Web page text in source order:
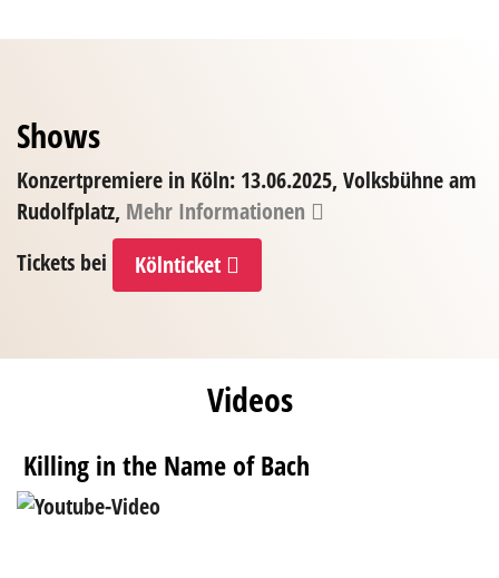
Shows
Konzertpremiere in Köln: 13.06.2025, Volksbühne am
Rudolfplatz, Mehr Informationen
Tickets bei
Kölnticket
Videos
Killing in the Name of Bach